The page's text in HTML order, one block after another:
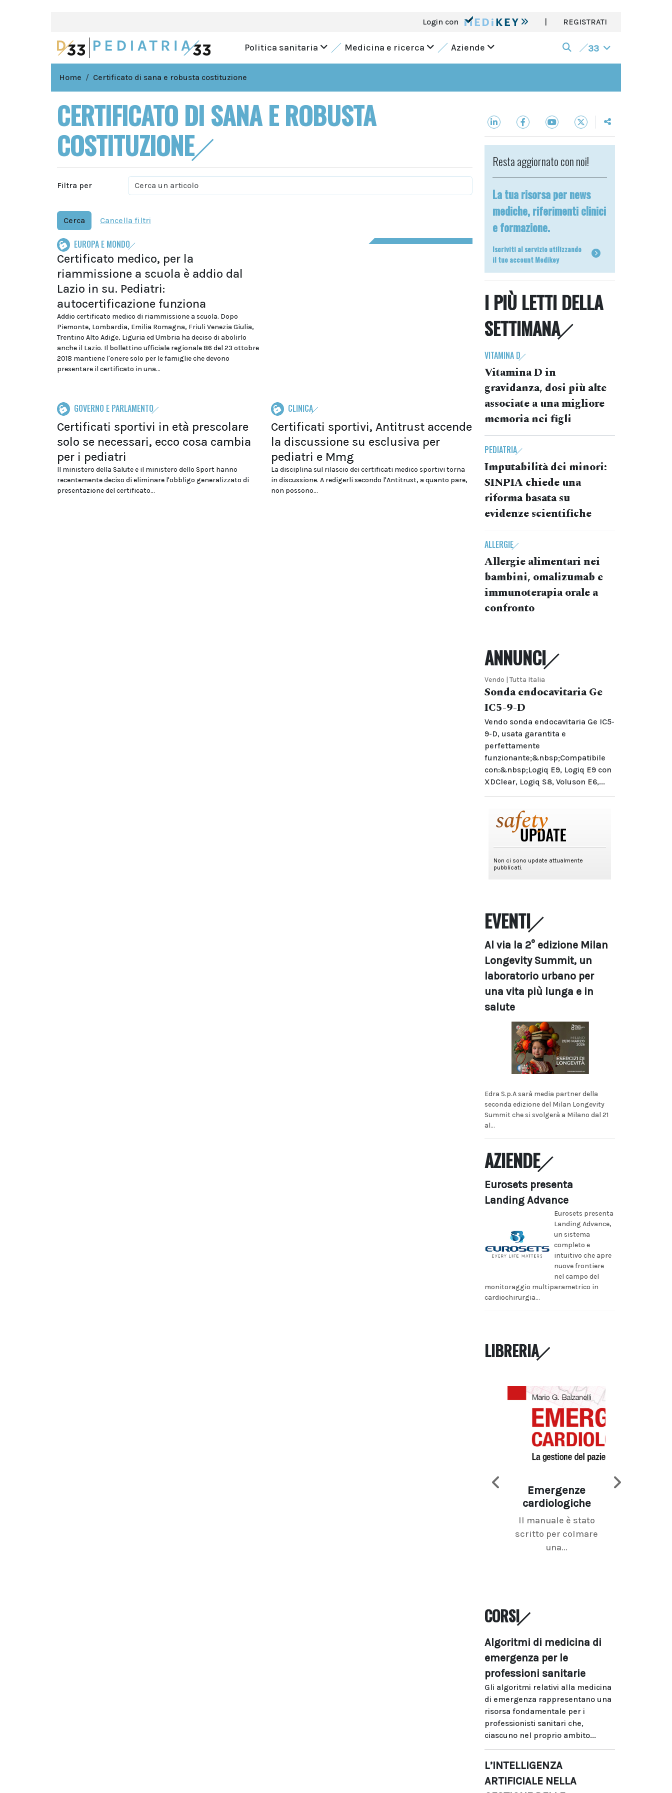
Login con | REGISTRATI
Politica sanitaria Medicina e ricerca Aziende 33
Home Certificato di sana e robusta costituzione
CERTIFICATO DI SANA E ROBUSTA
COSTITUZIONE
Filtra per
Cerca Cancella filtri
EUROPA E MONDO
Certificato medico, per la
riammissione a scuola è addio dal
Lazio in su. Pediatri:
autocertificazione funziona
Addio certificato medico di riammissione a scuola. Dopo
Piemonte, Lombardia, Emilia Romagna, Friuli Venezia Giulia,
Trentino Alto Adige, Liguria ed Umbria ha deciso di abolirlo
anche il Lazio. Il bollettino ufficiale regionale 86 del 23 ottobre
2018 mantiene l'onere solo per le famiglie che devono
presentare il certificato in una...
GOVERNO E PARLAMENTO
Certificati sportivi in età prescolare
solo se necessari, ecco cosa cambia
per i pediatri
Il ministero della Salute e il ministero dello Sport hanno
recentemente deciso di eliminare l'obbligo generalizzato di
presentazione del certificato...
CLINICA
Certificati sportivi, Antitrust accende
la discussione su esclusiva per
pediatri e Mmg
La disciplina sul rilascio dei certificati medico sportivi torna
in discussione. A redigerli secondo l'Antitrust, a quanto pare,
non possono...
Resta aggiornato con noi!
La tua risorsa per news
mediche, riferimenti clinici
e formazione.
Iscriviti al servizio utilizzando
il tuo account Medikey
I PIÙ LETTI DELLA
SETTIMANA
VITAMINA D
Vitamina D in
gravidanza, dosi più alte
associate a una migliore
memoria nei figli
PEDIATRIA
Imputabilità dei minori:
SINPIA chiede una
riforma basata su
evidenze scientifiche
ALLERGIE
Allergie alimentari nei
bambini, omalizumab e
immunoterapia orale a
confronto
ANNUNCI
Vendo | Tutta Italia
Sonda endocavitaria Ge
IC5-9-D
Vendo sonda endocavitaria Ge IC5-
9-D, usata garantita e
perfettamente
funzionante;&nbsp;Compatibile
con:&nbsp;Logiq E9, Logiq E9 con
XDClear, Logiq S8, Voluson E6,...
EVENTI
Al via la 2° edizione Milan
Longevity Summit, un
laboratorio urbano per
una vita più lunga e in
salute
Edra S.p.A sarà media partner della
seconda edizione del Milan Longevity
Summit che si svolgerà a Milano dal 21
al...
AZIENDE
Eurosets presenta
Landing Advance
Eurosets presenta
Landing Advance,
un sistema
completo e
intuitivo che apre
nuove frontiere
nel campo del
monitoraggio multiparametrico in
cardiochirurgia...
LIBRERIA
Emergenze
cardiologiche
Il manuale è stato
scritto per colmare
una...
CORSI
Algoritmi di medicina di
emergenza per le
professioni sanitarie
Gli algoritmi relativi alla medicina
di emergenza rappresentano una
risorsa fondamentale per i
professionisti sanitari che,
ciascuno nel proprio ambito...
L’INTELLIGENZA
ARTIFICIALE NELLA